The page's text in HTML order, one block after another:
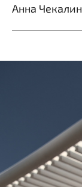
Анна